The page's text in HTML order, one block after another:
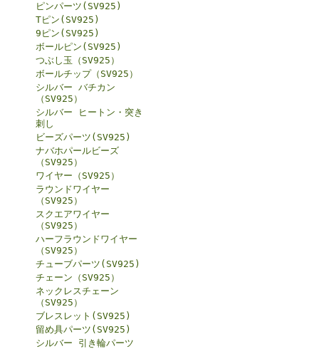
ピンパーツ(SV925)
Tピン(SV925)
9ピン(SV925)
ボールピン(SV925)
つぶし玉（SV925）
ボールチップ（SV925）
シルバー バチカン
（SV925）
シルバー ヒートン・突き
刺し
ビーズパーツ(SV925)
ナバホパールビーズ
（SV925）
ワイヤー（SV925）
ラウンドワイヤー
（SV925）
スクエアワイヤー
（SV925）
ハーフラウンドワイヤー
（SV925）
チューブパーツ(SV925)
チェーン（SV925）
ネックレスチェーン
（SV925）
ブレスレット(SV925)
留め具パーツ(SV925)
シルバー 引き輪パーツ